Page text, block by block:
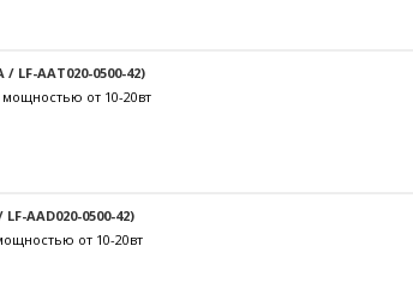
LF-AAT020-0500-42)
мощностью от 10-20вт
AAD020-0500-42)
от 10-20вт